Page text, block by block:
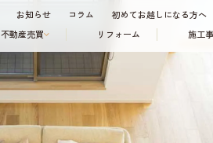
不動産売買 リフォーム 施工
お知らせ コラム 初めてお越しになる方へ